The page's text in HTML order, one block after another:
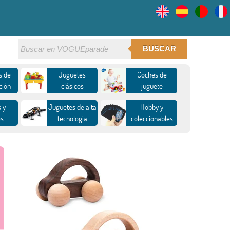
BUSCAR
de
Juguetes
clásicos
Coches de
juguete
y
Juguetes de alta
tecnologia
Hobby y
coleccionables
Peluches y felpa